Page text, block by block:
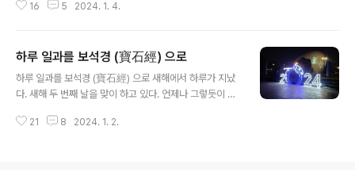
해야 한다. 매일 글쓰기, 매일 한시간 좌선하기, 매일 경전
속이지 않는 삶을 말한다. 어제 저녁에 빠알리문법수업이
있었다. 오후 8시에 줌으로 진행되는 강좌이다. 매주 수요
일에 열리는데 총 12주 강좌 중에 3번째 강좌를 소화했다.
참여율은 절반이다. 참여자 중에는 얼굴을 노출시키는 사
16 5 2024. 1. 4.
하루 일과를 보석경 (寶石經) 으로
하루 일과를 보석경 (寶石經) 으로 새해에서 하루가 지났
다. 새해 두 번째 날을 맞이 하고 있다. 언제나 그렇듯이 시
하게 될 것이다. 월요일인가 싶으면 금요일이다. 월초인가
21 8 2024. 1. 2.